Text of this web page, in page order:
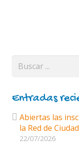
Entradas
Abiertas las
la Red de
22/07/2026